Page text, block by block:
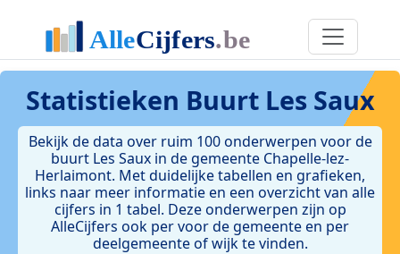
Statistieken Buurt Les Saux
Bekijk de data over ruim 100 onderwerpen voor de
buurt Les Saux in de gemeente Chapelle-lez-
Herlaimont. Met duidelijke tabellen en grafieken,
links naar meer informatie en een overzicht van alle
cijfers in 1 tabel. Deze onderwerpen zijn op
AlleCijfers ook per voor de gemeente en per
deelgemeente of wijk te vinden.